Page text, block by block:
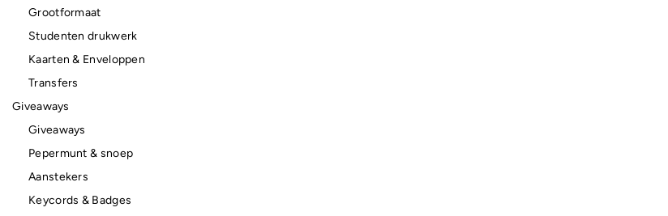
Grootformaat
Studenten drukwerk
Kaarten & Enveloppen
Transfers
Giveaways
Giveaways
Pepermunt & snoep
Aanstekers
Keycords & Badges